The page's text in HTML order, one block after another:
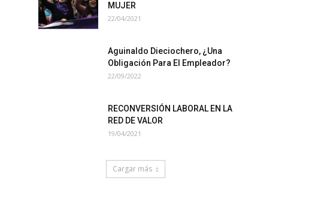
MUJER
22/04/2021
Aguinaldo Dieciochero, ¿Una
Obligación Para El Empleador?
22/09/2022
RECONVERSIÓN LABORAL EN LA
RED DE VALOR
19/04/2021
Cargar más